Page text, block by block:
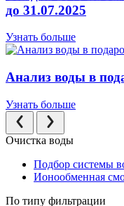
до 31.07.2025
Узнать больше
Анализ воды в
Узнать больше
Очистка воды
Подбор системы
Ионообменная
По типу фильтрации